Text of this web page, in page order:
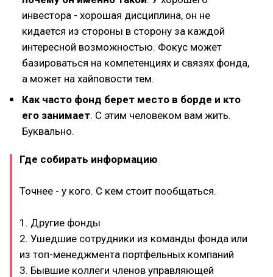
инвестора - хорошая дисциплина, он не
кидается из стороны в сторону за каждой
интересной возможностью. Фокус может
базироваться на компетенциях и связях фонда,
а может на хайповости тем.
Как часто фонд берет место в борде и кто
его занимает. С этим человеком вам жить.
Буквально.
Где собирать информацию
Точнее - у кого. С кем стоит пообщаться.
1. Другие фонды
2. Ушедшие сотрудники из команды фонда или
из топ-менеджмента портфельных компаний
3. Бывшие коллеги членов управляющей